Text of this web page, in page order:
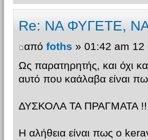
Re: ΝΑ ΦΥΓΕΤΕ,
από foths » 01:42 am 12
Ως παρατηρητής, και όχι
αυτό που καάλαβα είναι
ΔΥΣΚΟΛΑ ΤΑ ΠΡΑΓΜΑΤΑ !!
Η αλήθεια είναι πως ο